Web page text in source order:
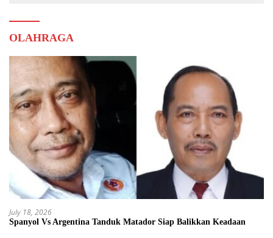
OLAHRAGA
July 18, 2026
Spanyol Vs Argentina Tanduk Matador Siap Balikkan Keadaan